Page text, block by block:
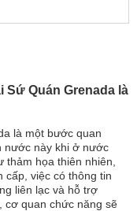
Quán Grenada là
là một bước quan
nước này khi ở nước
thảm họa thiên nhiên,
cấp, việc có thông tin
liên lạc và hỗ trợ
cơ quan chức năng sẽ